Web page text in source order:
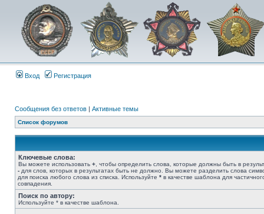
Вход Регистрация
Сообщения без ответов | Активные темы
Список форумов
Ключевые слова:
Вы можете использовать + , чтобы определить слова, которые должны быть в
- для слов, которых в результатах быть не должно. Вы можете разделить слова
для поиска любого слова из списка. Используйте * в качестве шаблона для
совпадения.
Поиск по автору:
Используйте * в качестве шаблона.